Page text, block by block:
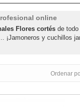
online
Flores cortés de
¡Jamoneros y cuchillos
Ordenar
balancín INOX-